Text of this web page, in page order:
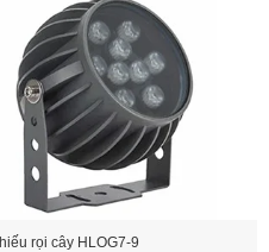
rọi cây HLOG7-9